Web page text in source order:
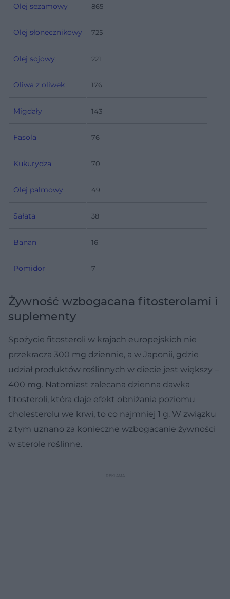
Olej sezamowy 865
Olej słonecznikowy 725
Olej sojowy 221
Oliwa z oliwek 176
Migdały 143
Fasola 76
Kukurydza 70
Olej palmowy 49
Sałata 38
Banan 16
Pomidor 7
Żywność wzbogacana fitosterolami i
suplementy
Spożycie fitosteroli w krajach europejskich nie
przekracza 300 mg dziennie, a w Japonii, gdzie
udział produktów roślinnych w diecie jest większy –
400 mg. Natomiast zalecana dzienna dawka
fitosteroli, która daje efekt obniżania poziomu
cholesterolu we krwi, to co najmniej 1 g. W związku
z tym uznano za konieczne wzbogacanie żywności
w sterole roślinne.